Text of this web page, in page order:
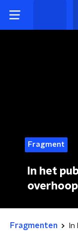
Fragment
In het
overhoop
Fragmenten